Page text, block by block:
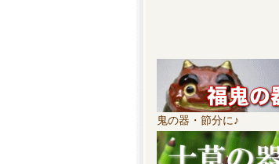
鬼の器・節分に♪